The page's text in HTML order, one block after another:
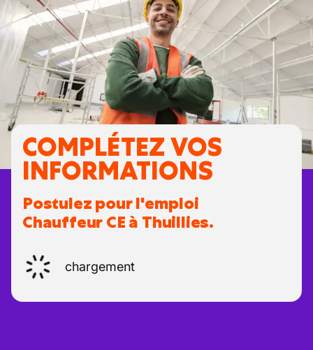
COMPLÉTEZ VOS
INFORMATIONS
Postulez pour l'emploi
Chauffeur CE à Thuillies.
chargement